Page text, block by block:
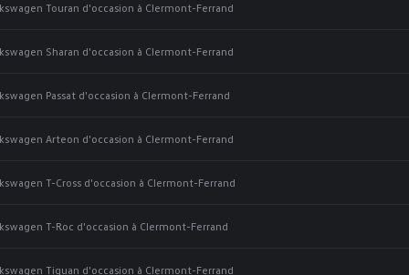
Touran d'occasion à Clermont-Ferrand
Sharan d'occasion à Clermont-Ferrand
Passat d'occasion à Clermont-Ferrand
Arteon d'occasion à Clermont-Ferrand
T-Cross d'occasion à Clermont-Ferrand
T-Roc d'occasion à Clermont-Ferrand
Tiguan d'occasion à Clermont-Ferrand